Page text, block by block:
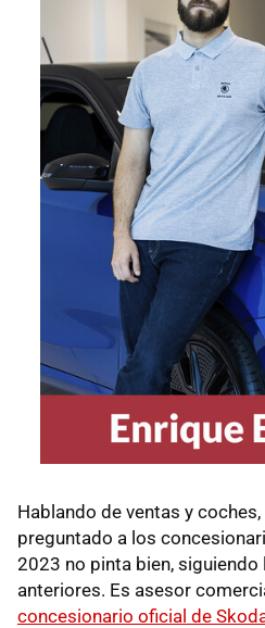
Hablando de ventas y
preguntado a los
2023 no pinta bien, siguiendo
anteriores. Es asesor
concesionario oficial de